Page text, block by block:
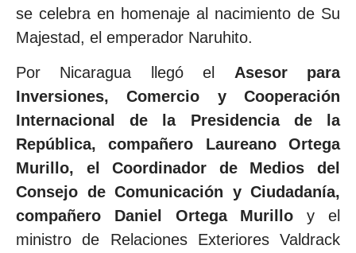
se celebra en homenaje al nacimiento de Su
Majestad, el emperador Naruhito.
Por Nicaragua llegó el
Asesor para
Inversiones, Comercio y Cooperación
Internacional de la Presidencia de la
República, compañero Laureano Ortega
Murillo, el Coordinador de Medios del
Consejo de Comunicación y Ciudadanía,
compañero Daniel Ortega Murilloy el
ministro de Relaciones Exteriores Valdrack